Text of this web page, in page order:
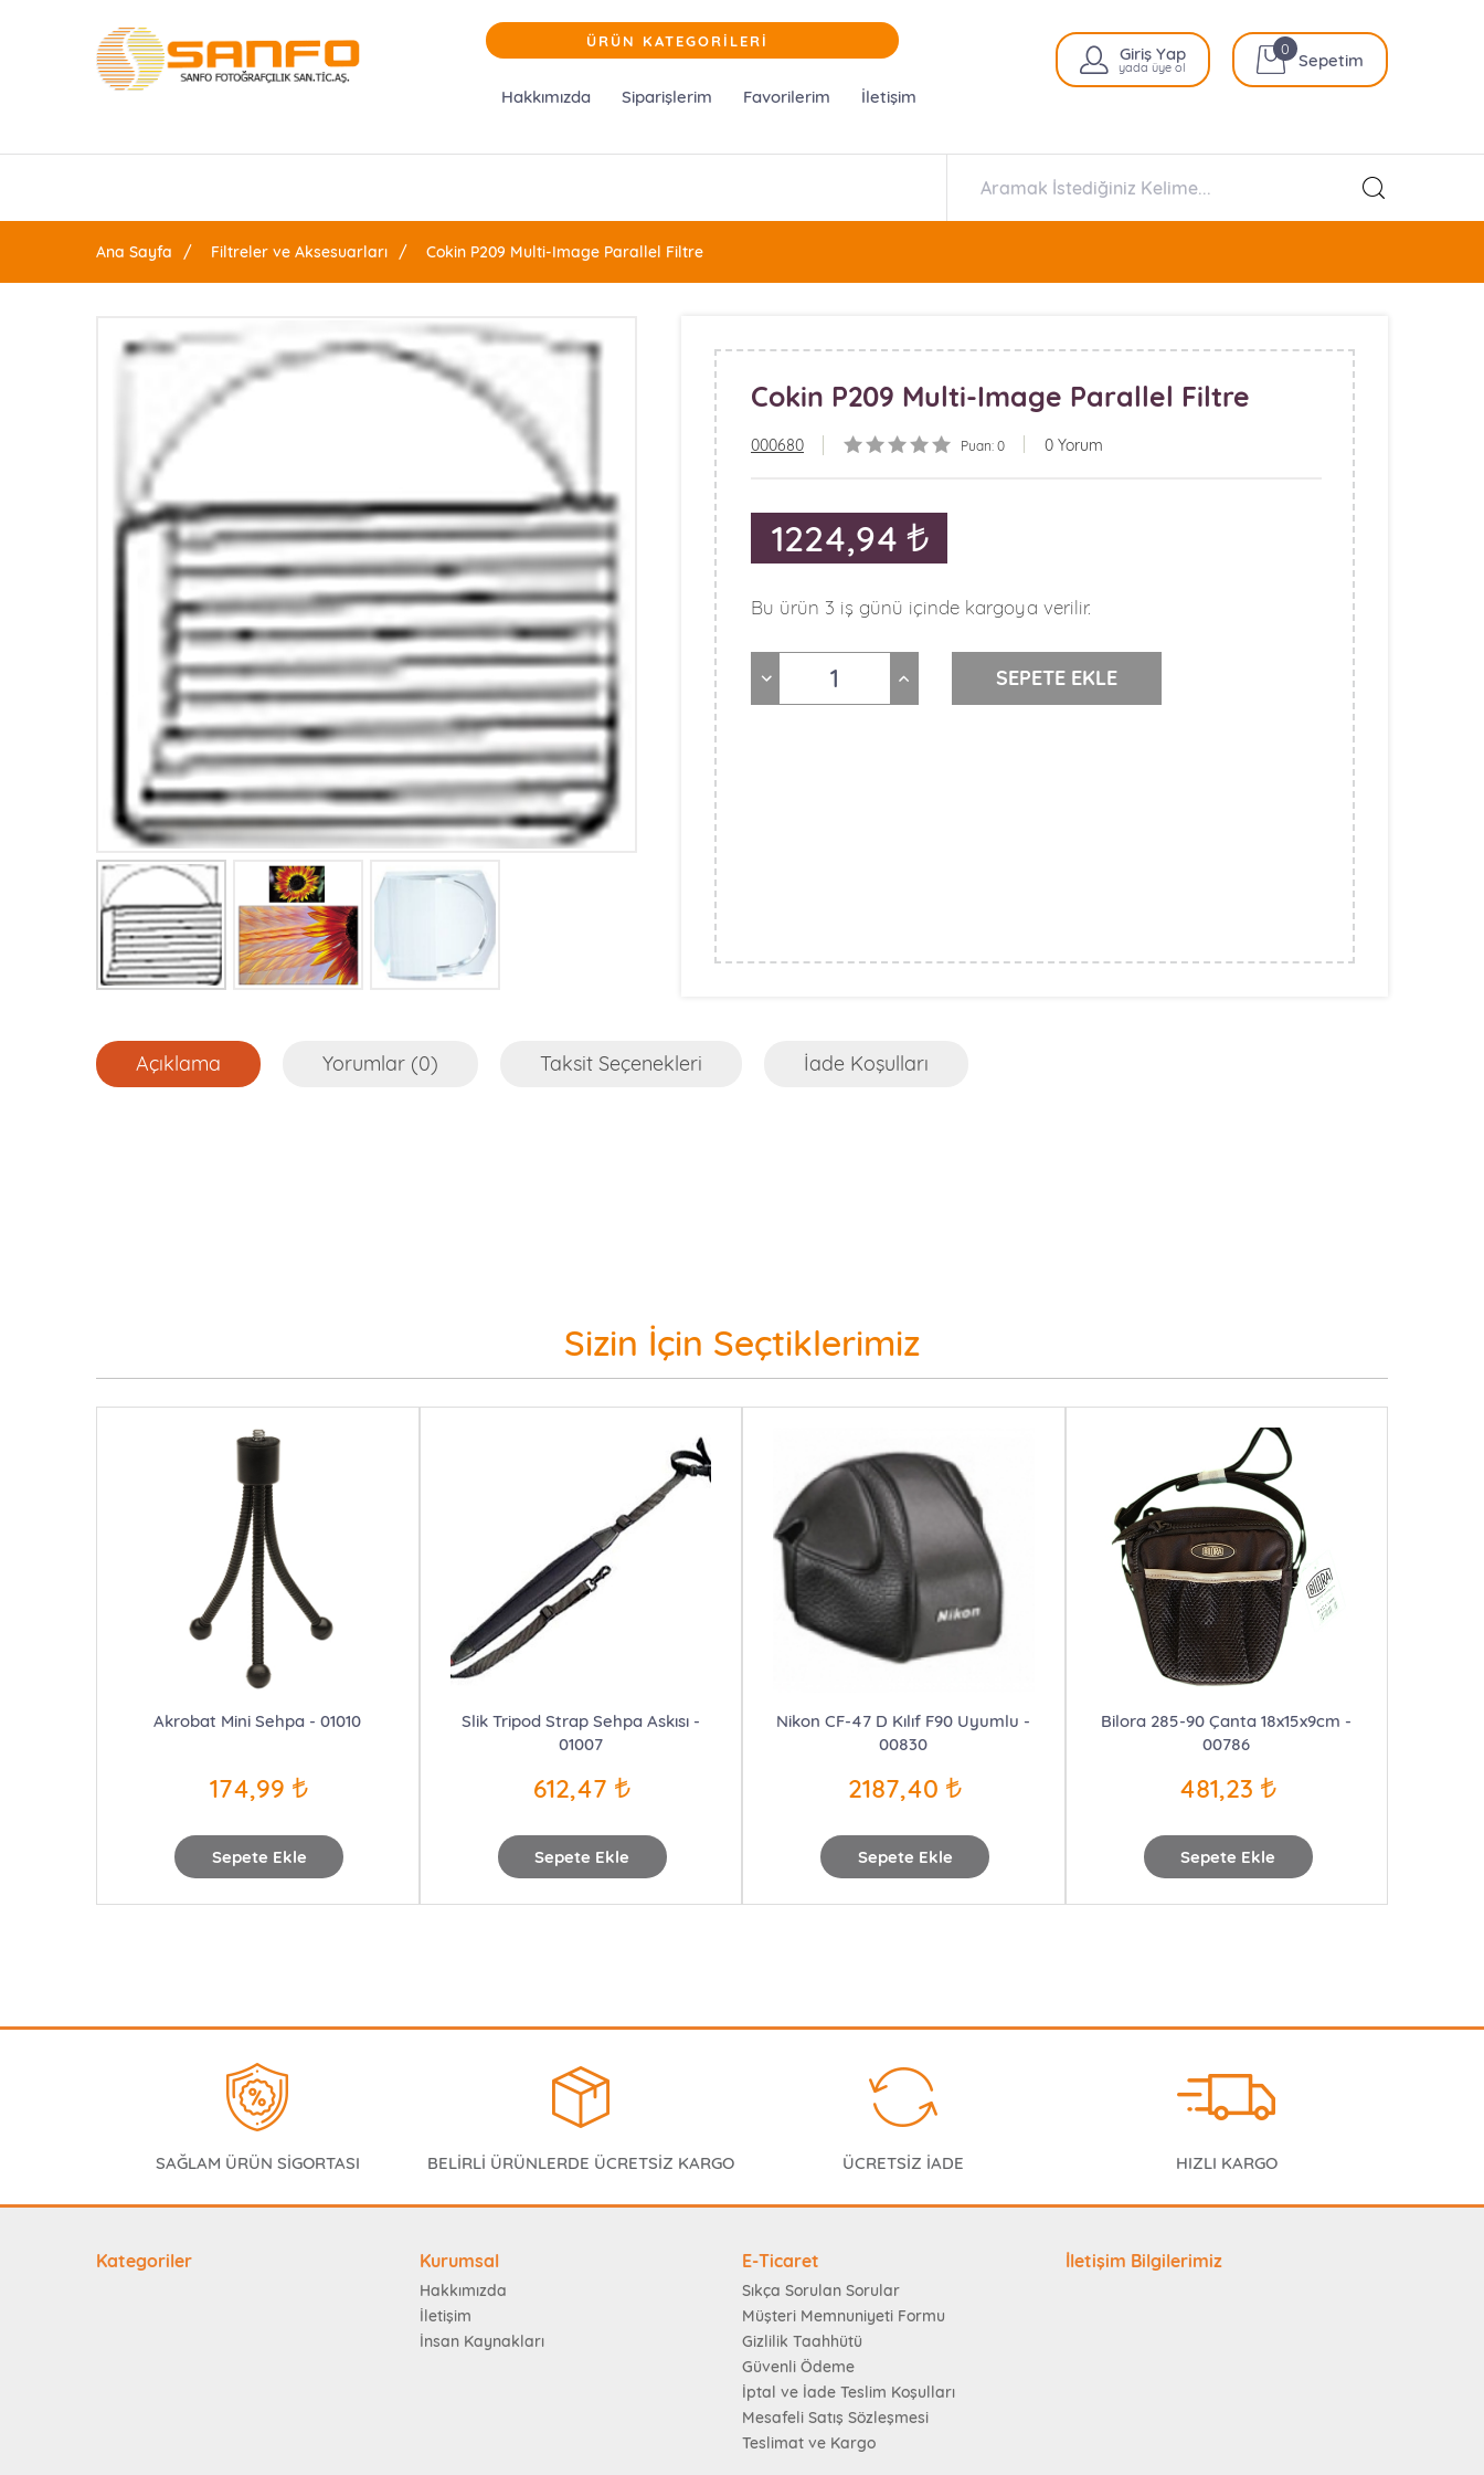
ÜRÜN KATEGORİLERİ
Hakkımızda Siparişlerim Favorilerim İletişim
Giriş Yap
yada üye ol Sepetim
0
Ana Sayfa Filtreler ve Aksesuarları Cokin P209 Multi-Image Parallel Filtre
Cokin P209 Multi-Image Parallel Filtre
000680 Puan: 0 0 Yorum
1224,94
Bu ürün 3 iş günü içinde kargoya verilir.
Açıklama Yorumlar (0) Taksit Seçenekleri İade Koşulları
Sizin İçin Seçtiklerimiz
Sepete Ekle
Akrobat Mini Sehpa - 01010
174,99
Sepete Ekle
Slik Tripod Strap Sehpa Askısı -
01007
612,47
Sepete Ekle
Nikon CF-47 D Kılıf F90 Uyumlu -
00830
2187,40
Sepete Ekle
Bilora 285-90 Çanta 18x15x9cm -
00786
481,23
SAĞLAM ÜRÜN SİGORTASI BELİRLİ ÜRÜNLERDE ÜCRETSİZ KARGO ÜCRETSİZ İADE HIZLI KARGO
Kategoriler Kurumsal
Hakkımızda
İletişim
İnsan Kaynakları
E-Ticaret
Sıkça Sorulan Sorular
Müşteri Memnuniyeti Formu
Gizlilik Taahhütü
Güvenli Ödeme
İptal ve İade Teslim Koşulları
Mesafeli Satış Sözleşmesi
Teslimat ve Kargo
İletişim Bilgilerimiz